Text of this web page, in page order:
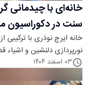
خانه‌ای با چیدمانی
سنت در دکوراسیون
خانه ایرج نوذری با
نورپردازی دلنشین و
۰۳ اسفند ۱۴۰۴